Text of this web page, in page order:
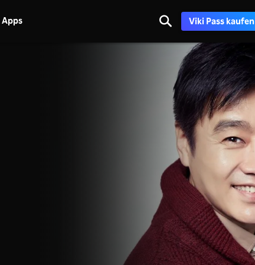
Apps Viki Pass kaufen